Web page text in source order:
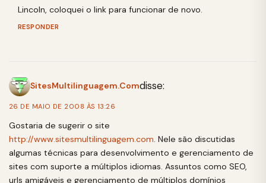
Lincoln, coloquei o link para funcionar de novo.
RESPONDER
SitesMultilinguagem.Comdisse:
26 DE MAIO DE 2008 ÀS 13:26
Gostaria de sugerir o site
http://www.sitesmultilinguagem.com. Nele são discutidas
algumas técnicas para desenvolvimento e gerenciamento de
sites com suporte a múltiplos idiomas. Assuntos como SEO,
urls amigáveis e gerenciamento de múltiplos domínios